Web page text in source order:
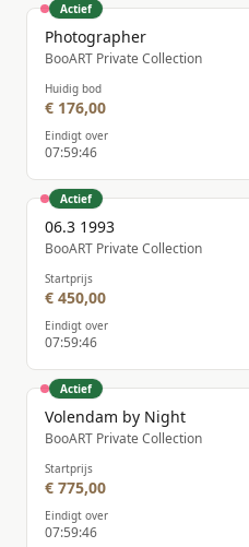
Actief
Photographer
BooART Private Collection
Huidig bod
€ 176,00
Eindigt over
07:59:46
Actief
06.3 1993
BooART Private Collection
Startprijs
€ 450,00
Eindigt over
07:59:46
Actief
Volendam by Night
BooART Private Collection
Startprijs
€ 775,00
Eindigt over
07:59:46